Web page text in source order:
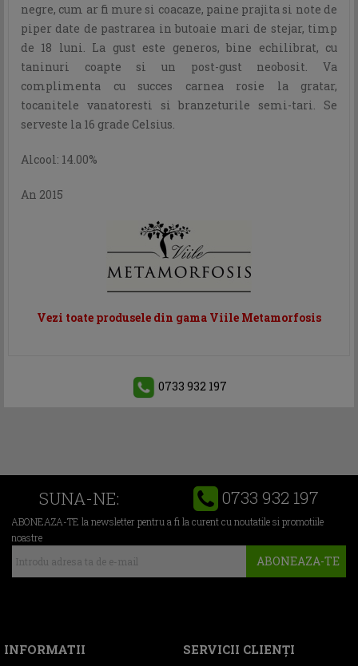
negre, cum ar fi mure si coacaze, paine prajita si note de
piper date de pastrarea in butoaie mari de stejar, timp
de 18 luni. La gust este generos, bine echilibrat, cu
taninuri coapte si un post-gust neobosit. Va
complimenta cu succes carnea rosie la gratar,
tocanitele vanatoresti si branzeturile semi-tari. Se
serveste la 16 grade Celsius.
Alcool: 14.00%
An 2015
Vezi toate produsele din gama Viile Metamorfosis
0733 932 197
SUNA-NE: 0733 932 197
ABONEAZA-TE la newsletter pentru a fi la curent cu noutatile si promotiile
noastre
ABONEAZA-TE
INFORMATII SERVICII CLIENŢI